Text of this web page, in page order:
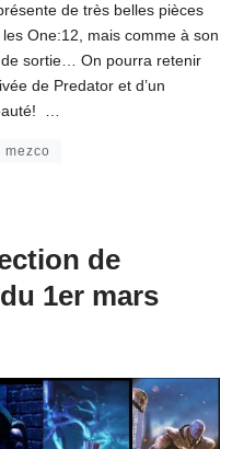
de très belles pièces
One:12, mais comme à son
sortie… On pourra retenir
de Predator et d’un
…
mezco
de
1er mars